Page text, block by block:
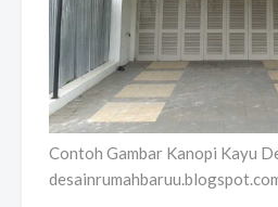
Contoh Gambar Kanopi Kayu